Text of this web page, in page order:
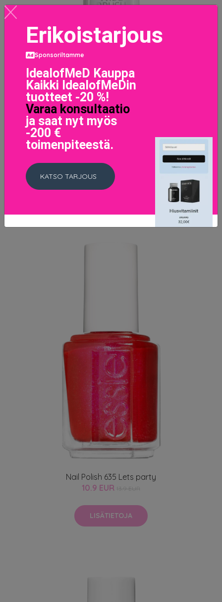
Wonder Nail, IsaDora Kynsilakat
6 EUR
LISÄTIETOJA
Nail Polish 635 Lets party
10.9 EUR
LISÄTIETOJA
Erikoistarjous
Sponsoriltamme
IdealofMeD Kauppa
Kaikki IdealofMeDin
tuotteet -20 %!
Varaa konsultaatio
ja saat nyt myös
-200 €
toimenpiteestä.
KATSO TARJOUS